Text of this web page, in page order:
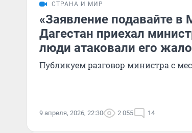
СТРАНА И МИР
«Заявление подавайте
Дагестан приехал
люди атаковали его
Публикуем разговор министра с
9 апреля, 2026, 22:30 2 055 14